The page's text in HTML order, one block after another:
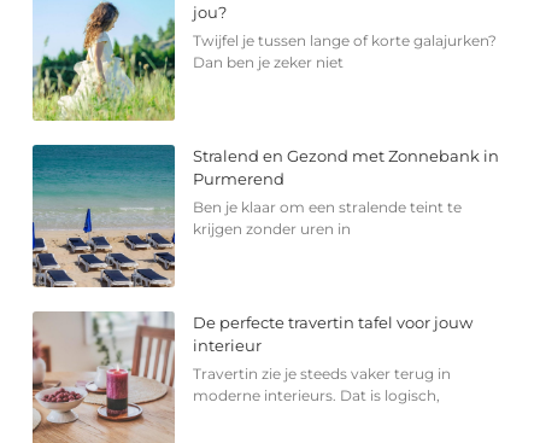
jou?
Twijfel je tussen lange of korte galajurken?
Dan ben je zeker niet
Stralend en Gezond met Zonnebank in
Purmerend
Ben je klaar om een stralende teint te
krijgen zonder uren in
De perfecte travertin tafel voor jouw
interieur
Travertin zie je steeds vaker terug in
moderne interieurs. Dat is logisch,